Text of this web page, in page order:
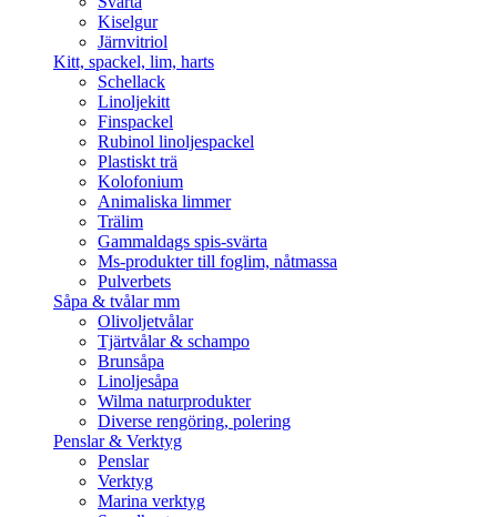
Kiselgur
Järnvitriol
Kitt, spackel, lim, harts
Schellack
Linoljekitt
Finspackel
Rubinol linoljespackel
Plastiskt trä
Kolofonium
Animaliska limmer
Trälim
Gammaldags spis-svärta
Ms-produkter till foglim, nåtmassa
Pulverbets
Såpa & tvålar mm
Olivoljetvålar
Tjärtvålar & schampo
Brunsåpa
Linoljesåpa
Wilma naturprodukter
Diverse rengöring, polering
Penslar & Verktyg
Penslar
Verktyg
Marina verktyg